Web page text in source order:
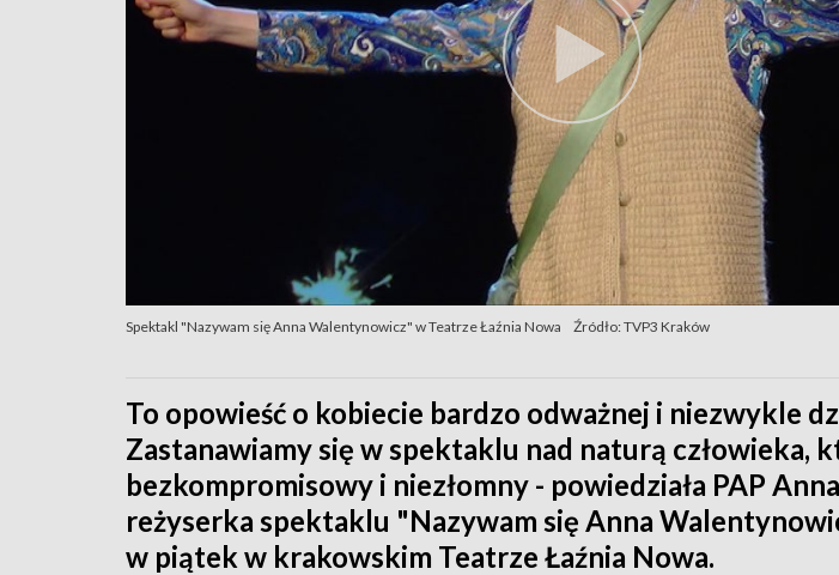
Spektakl "Nazywam się Anna Walentynowicz" w Teatrze Łaźnia Nowa Źródło: TVP3 Kraków
To opowieść o kobiecie bardzo odważnej i niezwykle
Zastanawiamy się w spektaklu nad naturą człowieka,
bezkompromisowy i niezłomny - powiedziała PAP
reżyserka spektaklu "Nazywam się Anna
w piątek w krakowskim Teatrze Łaźnia Nowa.